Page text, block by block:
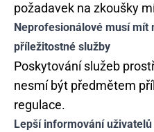
požadavek na zkoušky
Neprofesionálové musí mít
příležitostné služby
Poskytování služeb
nesmí být předmětem
regulace.
Lepší informování